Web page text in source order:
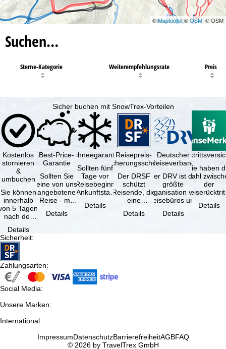
©Maptoolkit©OSM, © OSM
Suchen…
Sterne-Kategorie Weiterempfehlungsrate Preis
Sicher buchen mit SnowTrex-Vorteilen
Kostenlos
stornieren
&
umbuchen
Sie können
innerhalb
5 Tagen
nach der
kostenfrei
…
Details
Best-Price-
Garantie
Sollten Sie
eine von uns
angebotene
Reise - mit
Leistung und
Details
Schneegarantie
Sollten fünf
Tage vor
Reisebeginn
(Ankunftstag)
aufgrund von
Schneemangel
Details
Reisepreis-
Sicherungsschein
Der DRSF
schützt
Reisende, die
eine
oder
Details
Deutscher
Reiseverband
Der DRV ist die
größte
Organisation von
Reisebüros und
Reiseveranstaltern
in …
Details
Sie haben
Wahl
der
(inklusive
Details
Sicherheit:
Zahlungsarten:
Social Media:
Unsere Marken:
International:
ImpressumDatenschutzBarrierefreiheitAGBFAQ
© 2026 by TravelTrex GmbH